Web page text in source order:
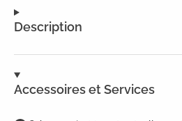
Description
Accessoires et Services